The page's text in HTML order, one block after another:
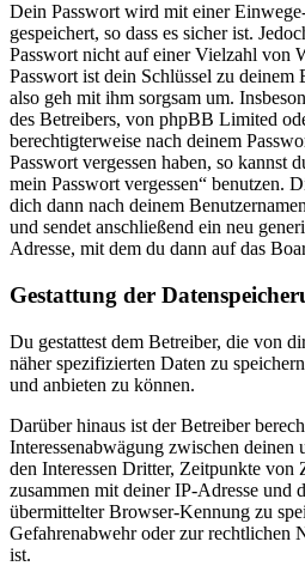
Dein Passwort wird mit einer
gespeichert, so dass es sicher ist.
Passwort nicht auf einer Vielzahl von
Passwort ist dein Schlüssel zu
also geh mit ihm sorgsam um.
des Betreibers, von phpBB Limited
berechtigterweise nach deinem
Passwort vergessen haben, so kannst
mein Passwort vergessen“ benutzen.
dich dann nach deinem
und sendet anschließend ein neu
Adresse, mit dem du dann auf das
Gestattung der
Du gestattest dem Betreiber, die von
näher spezifizierten Daten zu
und anbieten zu können.
Darüber hinaus ist der Betreiber
Interessenabwägung zwischen deinen
den Interessen Dritter, Zeitpunkte
zusammen mit deiner IP-Adresse und
übermittelter Browser-Kennung zu
Gefahrenabwehr oder zur rechtlichen
ist.